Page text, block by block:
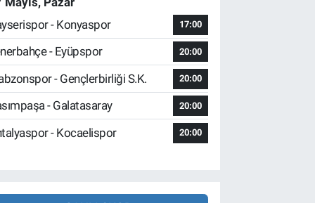
- Konyaspor
17:00
- Eyüpspor 20:00
- Gençlerbirliği S.K. 20:00
- Galatasaray 20:00
- Kocaelispor 20:00